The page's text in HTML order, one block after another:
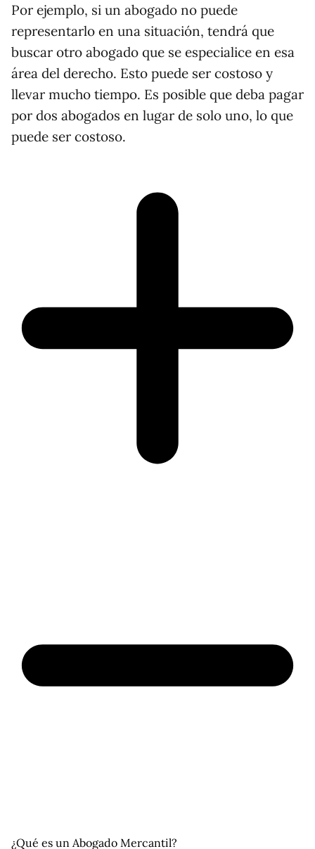
Por ejemplo, si un abogado no puede
representarlo en una situación, tendrá que
buscar otro abogado que se especialice en esa
área del derecho. Esto puede ser costoso y
llevar mucho tiempo. Es posible que deba pagar
por dos abogados en lugar de solo uno, lo que
puede ser costoso.
¿Qué es un Abogado Mercantil?